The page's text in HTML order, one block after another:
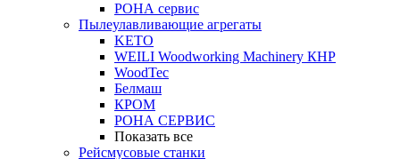
РОНА сервис
Пылеулавливающие агрегаты
KETO
WEILI Woodworking Machinery КНР
WoodTec
Белмаш
КРОМ
РОНА СЕРВИС
Показать все
Рейсмусовые станки